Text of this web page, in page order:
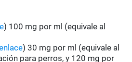
) 100 mg por ml (equivale al
) 30 mg por ml (equivale al
para perros, y 120 mg por